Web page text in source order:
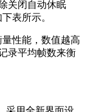
关闭自动休眠
表所示。
性能，数值越高
录平均帧数来衡